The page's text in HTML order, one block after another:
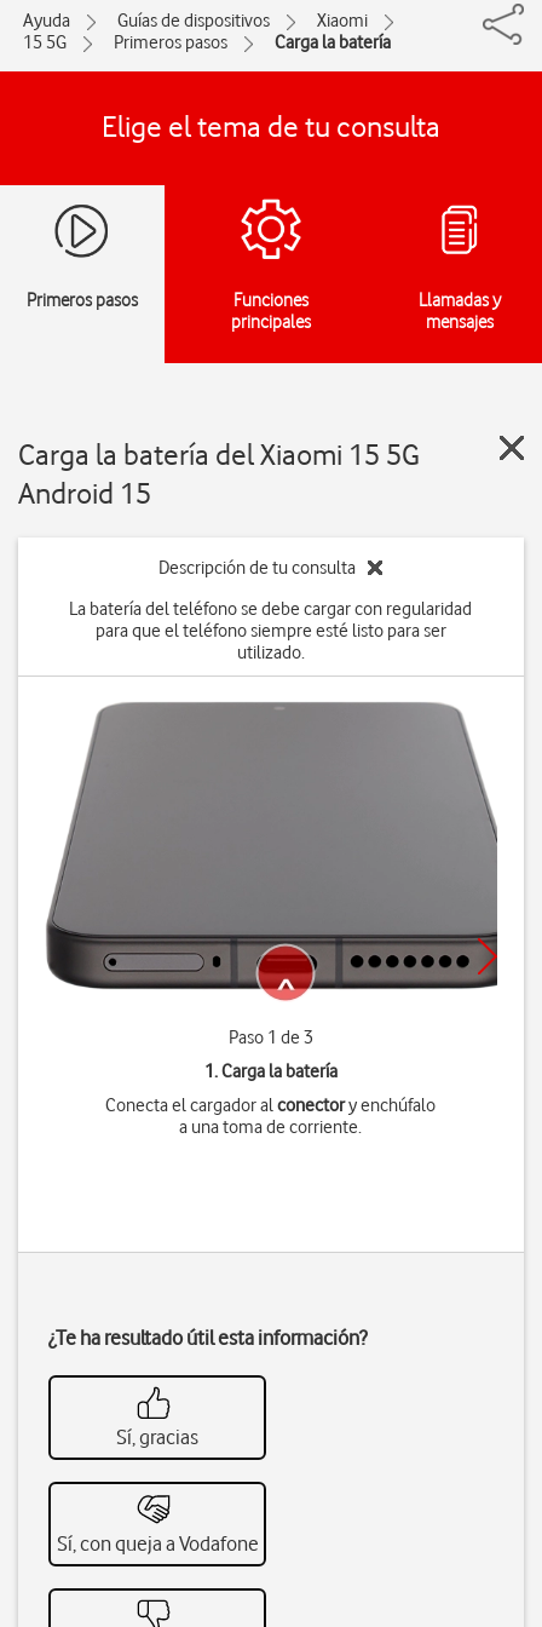
Ayuda Guías de dispositivos
Xiaomi
15 5G
Primeros pasos Carga la batería
Elige el tema de tu consulta
Primeros pasos
Funciones
principales
Llamadas y
mensajes
Carga la batería del Xiaomi 15 5G
Android 15
Descripción de tu consulta
La batería del teléfono se debe cargar con regularidad
para que el teléfono siempre esté listo para ser
utilizado.
Paso 1 de 3
1. Carga la batería
Conecta el cargador alconectory enchúfalo
a una toma de corriente.
¿Te ha resultado útil esta información?
Sí, gracias
Sí, con queja a Vodafone